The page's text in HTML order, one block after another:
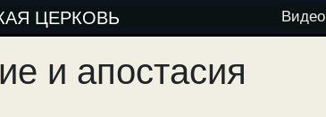
ЦЕРКОВЬ Видео
и апостасия